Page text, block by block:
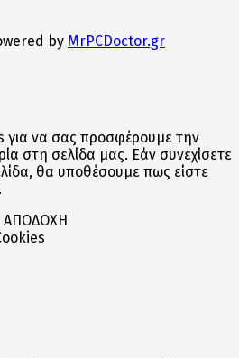
by MrPCDoctor.gr
για να σας προσφέρουμε την
στη σελίδα μας. Εάν συνεχίσετε
θα υποθέσουμε πως είστε
ΑΠΟΔΟΧΗ